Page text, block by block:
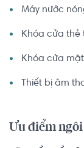
Tư vấn vay vốn
0768892255
ngay để nhận
Máy nước
Khóa cửa thẻ
Khóa cửa
Thiết bị âm
Ưu điểm